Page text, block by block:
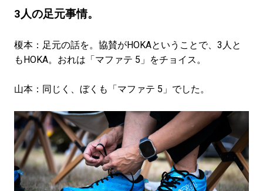
3人の足元事情。
榎本：足元の話を。協賛がHOKAということで、3人と
もHOKA。おれは「マファテ 5」をチョイス。
山本：同じく、ぼくも「マファテ 5」でした。